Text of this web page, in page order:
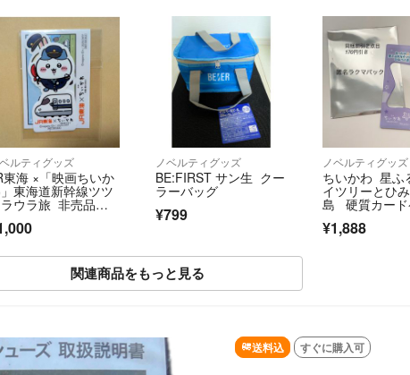
ルティグッズ
東海 ×「映画ちいか
東海道新幹線ツツ
ウラ旅 非売品特
ットステッカー 4
ノベルティグッズ
BE:FIRST サン生 クー
ラーバッグ
¥799
ノベルティグッズ
ちいかわ 星ふ
イツリーとひ
島 硬質カード
¥1,888
関連商品をもっと見る
SOLD OUT
送料込 すぐに購入可